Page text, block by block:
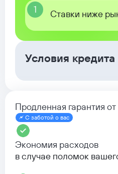
1 Ставки ниже
Условия кредита
Продленная гарантия
С заботой о вас
Экономия расходов
в случае поломок